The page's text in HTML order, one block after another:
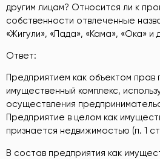
другим лицам? Относится ли к
собственности отвлеченные
«Жигули», «Лада», «Кама», «Ока» и
Ответ:
Предприятием как объектом прав
имущественный комплекс,
осуществления
Предприятие в целом как
признается недвижимостью (п. 1
В состав предприятия как